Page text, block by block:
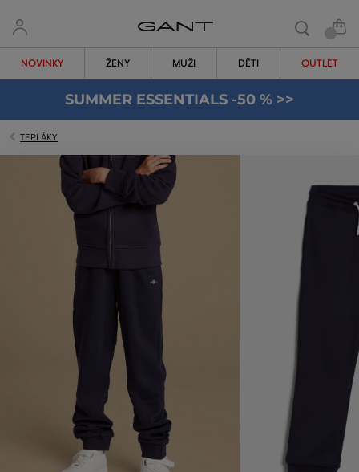
NOVINKY ŽENY MUŽI DĚTI OUTLET
SUMMER ESSENTIALS -50 % >>
TEPLÁKY